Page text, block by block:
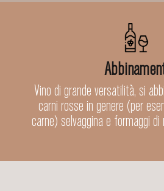
Vino di grande versatilità, si
carni rosse in genere (per
carne) selvaggina e formaggi